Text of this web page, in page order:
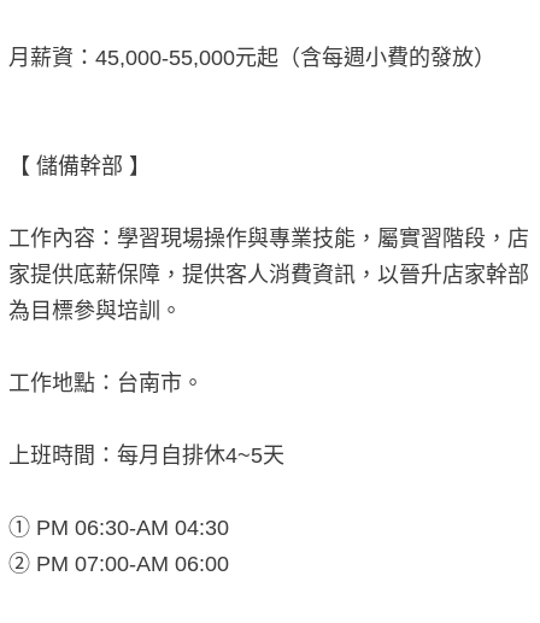
月薪資：45,000-55,000元起（含每週小費的發放）
【 儲備幹部 】
工作內容：學習現場操作與專業技能，屬實習階段，店
家提供底薪保障，提供客人消費資訊，以晉升店家幹部
為目標參與培訓。
工作地點：台南市。
上班時間：每月自排休4~5天
① PM 06:30-AM 04:30
② PM 07:00-AM 06:00